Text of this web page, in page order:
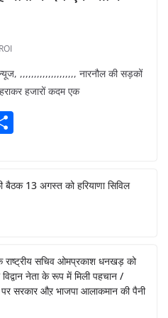
न्यूज, ,,,,,,,,,,,,,,,,,,,, नारनौल की सड़कों
हजारों कदम एक
e
बैठक 13 अगस्त को हरियाणा सिविल
राष्ट्रीय सचिव ओमप्रकाश धनखड़ को
नेता के रूप में मिली पहचान /
सरकार औऱ भाजपा आलाकमान की पैनी